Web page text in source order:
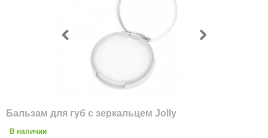
Бальзам для губ с зеркальцем Jolly
В наличии